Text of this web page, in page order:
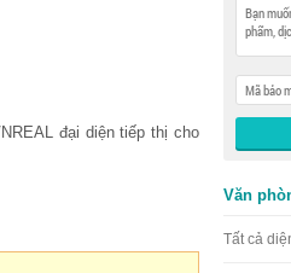
đại diện tiếp thị cho
Văn
Tất cả